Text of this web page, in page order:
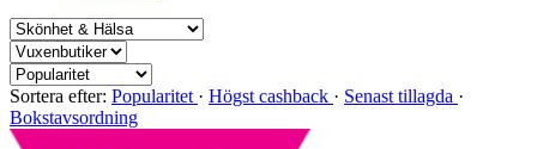
Sortera efter: Popularitet · Högst cashback · Senast tillagda ·
Bokstavsordning